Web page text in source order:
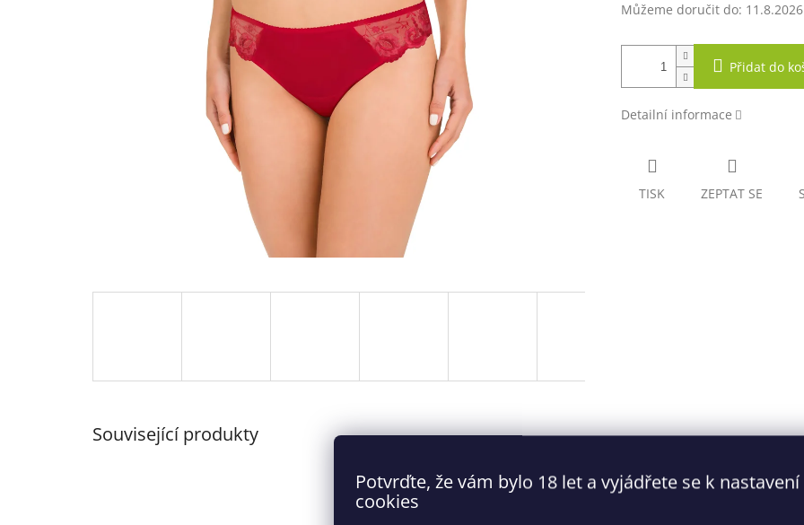
Potvrďte, že vám bylo 18 let a vyjádřete se k nastavení
cookies
Můžeme doručit do: 11.8.2026
Přidat do
Detailní informace
TISK ZEPTAT SE
Související produkty